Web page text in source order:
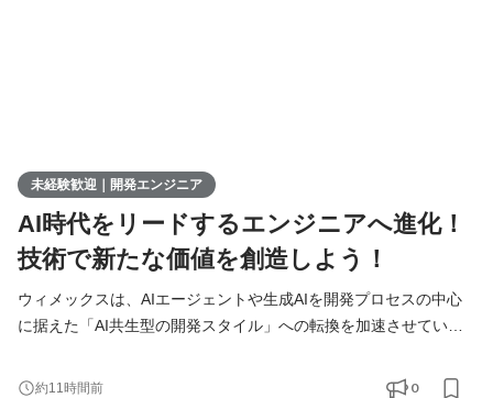
未経験歓迎｜開発エンジニア
AI時代をリードするエンジニアへ進化！
技術で新たな価値を創造しよう！
ウィメックスは、AIエージェントや生成AIを開発プロセスの中心
に据えた「AI共生型の開発スタイル」への転換を加速させていま
極的に募集しています。 AIを相棒に、圧倒的なスピードと品質を
約11時間前 0